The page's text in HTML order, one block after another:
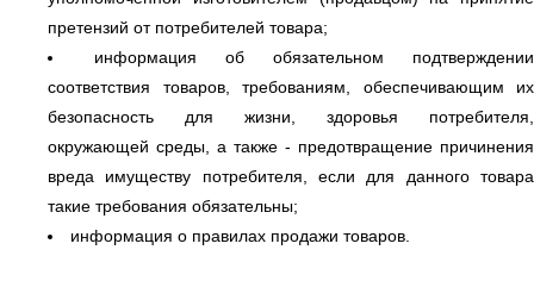
претензий от потребителей товара;
информация об обязательном подтверждении
соответствия товаров, требованиям, обеспечивающим их
безопасность для жизни, здоровья потребителя,
окружающей среды, а также - предотвращение причинения
вреда имуществу потребителя, если для данного товара
такие требования обязательны;
информация о правилах продажи товаров.